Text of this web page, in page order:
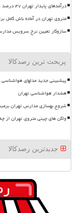
درآمدهای پایدار تهران ۴۷ درصد رشد کرد
متروی تهران در آماده باش کامل
سازوکار تعیین نرخ سرویس
پربحث ترین رصدکالا
پیشبینی جدید مدلهای هواشناسی
هشدار هواشناسی تهران
شروع بهسازی مدارس تهران
واگن های چینی متروی تهران از
جدیدترین رصدکالا